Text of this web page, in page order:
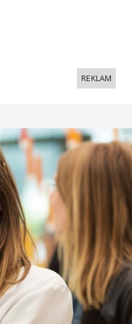
Bir Arada
4 farklı şehrin
tüplere